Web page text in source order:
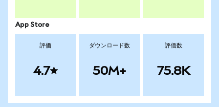
App Store
評価
4.7
ダウンロード数
50M+
評価数
75.8K